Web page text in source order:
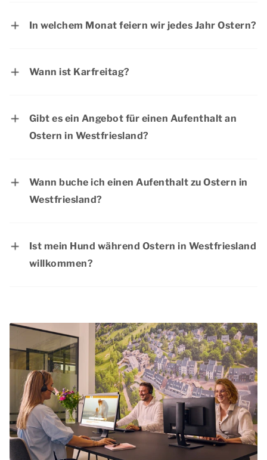
In welchem Monat feiern wir jedes Jahr Ostern?
Wann ist Karfreitag?
Gibt es ein Angebot für einen Aufenthalt an
Ostern in Westfriesland?
Wann buche ich einen Aufenthalt zu Ostern in
Westfriesland?
Gewissheit, dass Ihre bevorzugte Unterkunft
noch verfügbar ist.
Ist mein Hund während Ostern in Westfriesland
willkommen?
willkommen. Haustiere sind in den meisten
Unterkünften erlaubt. Schauen Sie auf unserer
Website bei der jeweiligen Unterkunft nach, ob
Haustiere erlaubt sind. Vergessen Sie nicht, Ihr
Haustier bei der Reservierung zu erwähnen und
den Haustierzuschlag zu beachten.